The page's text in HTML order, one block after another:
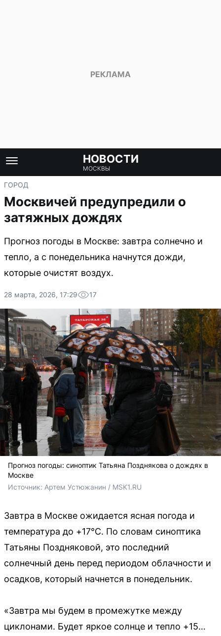
НОВОСТИ
МОСКВЫ
ГОРОД
Москвичей предупредили о
затяжных дождях
Прогноз погоды в Москве: завтра солнечно и
тепло, а с понедельника начнутся дожди,
которые очистят воздух.
28 марта, 2026, 17:29 17
Прогноз погоды: синоптик Татьяна Позднякова о дождях в
Москве
Источник: Артем Устюжанин / MSK1.RU
Завтра в Москве ожидается ясная погода и
температура до +17°C. По словам синоптика
Татьяны Поздняковой, это последний
солнечный день перед периодом облачности и
осадков, который начнется в понедельник.
«Завтра мы будем в промежутке между
циклонами. Будет яркое солнце и тепло +15…